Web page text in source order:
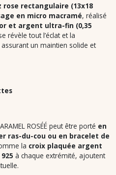
rose rectangulaire (13x18
en micro macramé, réalisé
et argent ultra-fin (0,35
révèle tout l’éclat et la
un maintien solide et
ROSÉÉ peut être porté en
ras-du-cou ou en bracelet de
la croix plaquée argent
à chaque extrémité, ajoutent